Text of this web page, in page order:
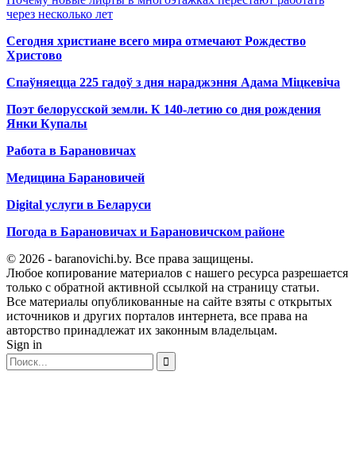
через несколько лет
Сегодня христиане всего мира отмечают Рождество
Христово
Спаўняецца 225 гадоў з дня нараджэння Адама Міцкевіча
Поэт белорусской земли. К 140-летию со дня рождения
Янки Купалы
Работа в Барановичах
Медицина Барановичей
Digital услуги в Беларуси
Погода в Барановичах и Барановичском районе
© 2026 - baranovichi.by. Все права защищены.
Любое копирование материалов с нашего ресурса разрешается
только с обратной активной ссылкой на страницу статьи.
Все материалы опубликованные на сайте взяты с открытых
источников и других порталов интернета, все права на
авторство принадлежат их законным владельцам.
Sign in